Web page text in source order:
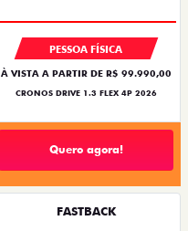
PESSOA FÍSICA
À VISTA A PARTIR DE R$ 99.990,00
CRONOS DRIVE 1.3 FLEX 4P 2026
Quero agora!
FASTBACK